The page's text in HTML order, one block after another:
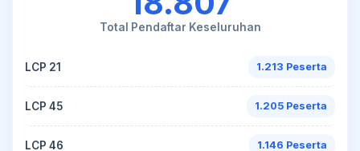
Total Pendaftar Keseluruhan
LCP 21 1.213 Peserta
LCP 45 1.205 Peserta
LCP 46 1.146 Peserta